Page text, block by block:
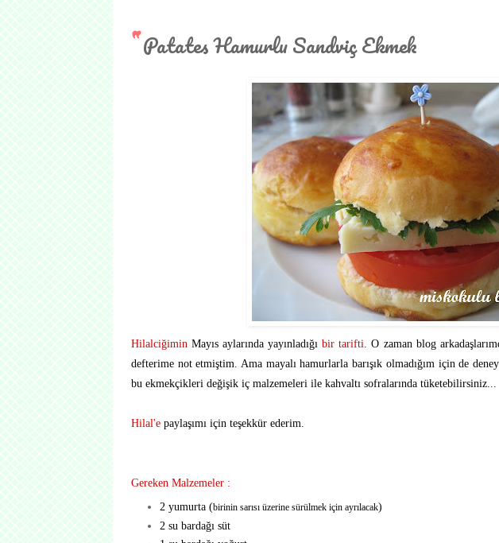
Patates Hamurlu Sandviç Ekmek
Hilalciğimin Mayıs aylarında yayınladığıbir tarifti . O zaman blog
defterime not etmiştim. Ama mayalı hamurlarla barışık olmadığım için de
bu ekmekçikleri değişik iç malzemeleri ile kahvaltı sofralarında tüketebilirsiniz...
Hilal'e paylaşımı için teşekkür ederim.
Gereken Malzemeler :
2 yumurta (birinin sarısı üzerine sürülmek için ayrılacak)
2 su bardağı süt